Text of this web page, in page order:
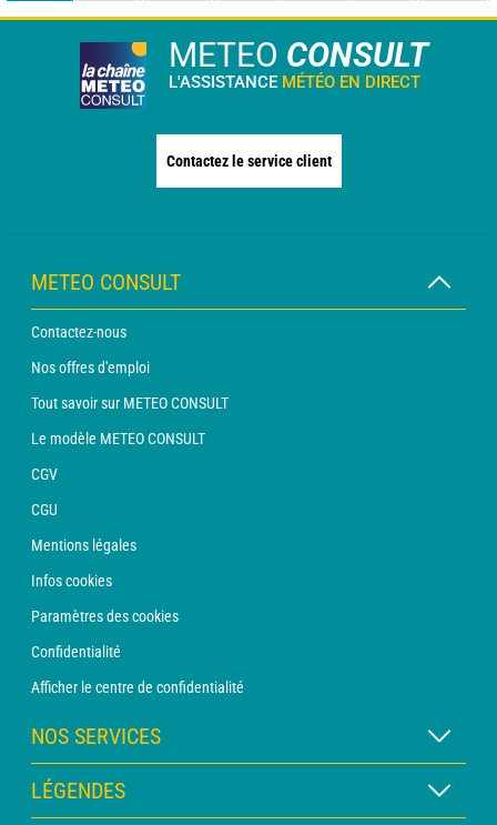
METEO CONSULT
L'ASSISTANCE MÉTÉO EN DIRECT
Contactez le service client
METEO CONSULT
Contactez-nous
Nos offres d'emploi
Tout savoir sur METEO CONSULT
Le modèle METEO CONSULT
CGV
CGU
Mentions légales
Infos cookies
Paramètres des cookies
Confidentialité
Afficher le centre de confidentialité
NOS SERVICES
Abonnement METEO Xpert
Abonnement METEO PRO
LÉGENDES